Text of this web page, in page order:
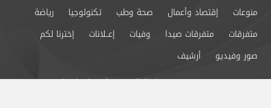
منوعات
إقتصاد وأعمال صحة وطب تكنولوجيا
رياضة
متفرقات
متفرقات صيدا وفيات إعــلانات
إخترنا لكم
صور وفيديو
أرشيف
من نحن
سياسة الخصوصية اتصل بنا